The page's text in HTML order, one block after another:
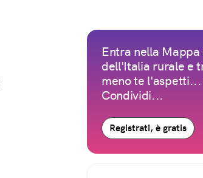
Entra nella
dell'Italia rurale e
meno te
Condividi...
Registrati, è gratis